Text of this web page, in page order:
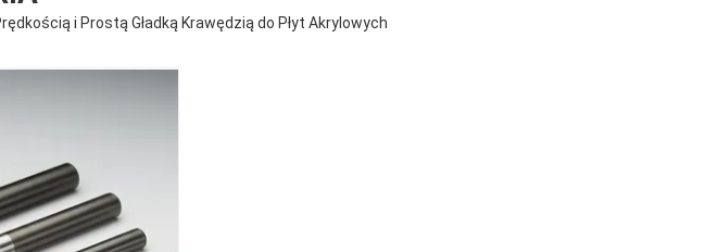
i Prostą Gładką Krawędzią do Płyt Akrylowych